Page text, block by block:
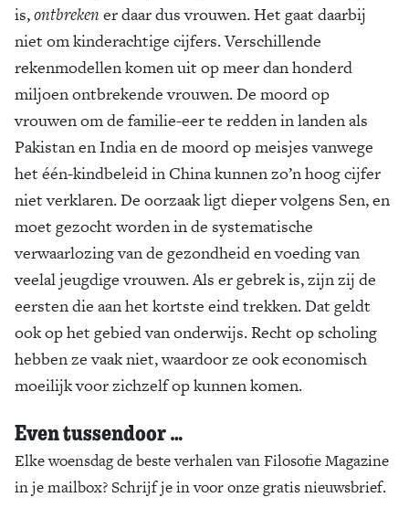
is,ontbreken er daar dus vrouwen. Het gaat daarbij
niet om kin­derachtige cijfers. Verschillende
rekenmodellen komen uit op meer dan honderd
miljoen ontbrekende vrouwen. De moord op
vrouwen om de familie-eer te redden in landen als
Pakistan en India en de moord op meisjes vanwege
het één-kindbeleid in China kunnen zo’n hoog cijfer
niet verklaren. De oorzaak ligt dieper volgens Sen, en
moet gezocht worden in de systematische
verwaarlozing van de gezondheid en voeding van
veelal jeugdige vrouwen. Als er gebrek is, zijn zij de
eersten die aan het kortste eind trekken. Dat geldt
ook op het gebied van onder­wijs. Recht op scholing
hebben ze vaak niet, waardoor ze ook economisch
moeilijk voor zichzelf op kunnen komen.
Even tussendoor …
Elke woensdag de beste verhalen van Filosofie Magazine
in je mailbox? Schrijf je in voor onze gratis nieuwsbrief.